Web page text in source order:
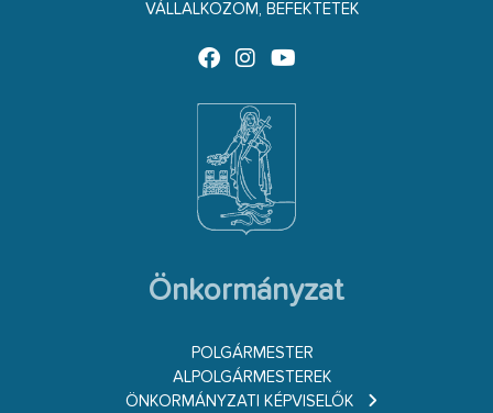
VÁLLALKOZOM, BEFEKTETEK
Önkormányzat
POLGÁRMESTER
ALPOLGÁRMESTEREK
ÖNKORMÁNYZATI KÉPVISELŐK